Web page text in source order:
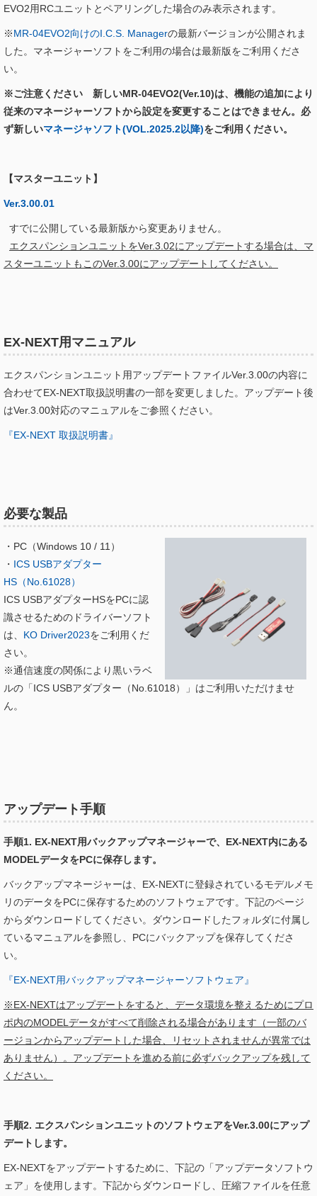
EVO2用RCユニットとペアリングした場合のみ表示されます。
※MR-04EVO2向けのI.C.S. Managerの最新バージョンが公開されま
した。マネージャーソフトをご利用の場合は最新版をご利用くださ
い。
※ご注意ください 新しいMR-04EVO2(Ver.10)は、機能の追加により
従来のマネージャーソフトから設定を変更することはできません。必
ず新しいマネージャソフト(VOL.2025.2以降)をご利用ください。
【マスターユニット】
Ver.3.00.01
すでに公開している最新版から変更ありません。
エクスパンションユニットをVer.3.02にアップデートする場合は、マ
スターユニットもこのVer.3.00にアップデートしてください。
EX-NEXT用マニュアル
エクスパンションユニット用アップデートファイルVer.3.00の内容に
合わせてEX-NEXT取扱説明書の一部を変更しました。アップデート後
はVer.3.00対応のマニュアルをご参照ください。
『EX-NEXT 取扱説明書』
必要な製品
・PC（Windows 10 / 11）
・ ICS USBアダプター
HS（No.61028）
ICS USBアダプターHSをPCに認
識させるためのドライバーソフト
は、 KO Driver2023をご利用くだ
さい。
※通信速度の関係により黒いラベ
ルの「ICS USBアダプター（No.61018）」はご利用いただけませ
ん。
アップデート手順
手順1. EX-NEXT用バックアップマネージャーで、EX-NEXT内にある
MODELデータをPCに保存します。
バックアップマネージャーは、EX-NEXTに登録されているモデルメモ
リのデータをPCに保存するためのソフトウェアです。下記のページ
からダウンロードしてください。ダウンロードしたフォルダに付属し
ているマニュアルを参照し、PCにバックアップを保存してくださ
い。
『EX-NEXT用バックアップマネージャーソフトウェア』
※EX-NEXTはアップデートをすると、データ環境を整えるためにプロ
ポ内のMODELデータがすべて削除される場合があります（一部のバ
ージョンからアップデートした場合、リセットされませんが異常では
ありません）。アップデートを進める前に必ずバックアップを残して
ください。
手順2. エクスパンションユニットのソフトウェアをVer.3.00にアップ
デートします。
EX-NEXTをアップデートするために、下記の「アップデータソフトウ
ェア」を使用します。下記からダウンロードし、圧縮ファイルを任意